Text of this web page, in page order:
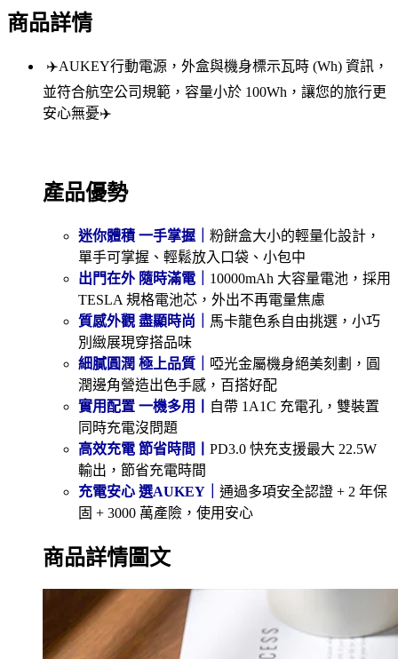
商品詳情
✈️AUKEY行動電源，外盒與機身標示瓦時 (Wh) 資訊，
並符合航空公司規範，容量小於 100Wh，讓您的旅行更
安心無憂✈️
產品優勢
迷你體積 一手掌握｜ 粉餅盒大小的輕量化設計，
單手可掌握、輕鬆放入口袋、小包中
出門在外 隨時滿電｜ 10000mAh 大容量電池，採用
TESLA 規格電池芯，外出不再電量焦慮
質感外觀 盡顯時尚｜
馬卡龍色系自由挑選，小巧
別緻展現穿搭品味
細膩圓潤 極上品質｜ 啞光金屬機身絕美刻劃，圓
潤邊角營造出色手感，百搭好配
實用配置 一機多用丨
自帶 1A1C 充電孔，雙裝置
同時充電沒問題
高效充電 節省時間丨 PD3.0 快充支援最大 22.5W
輸出，節省充電時間
充電安心 選AUKEY｜ 通過多項安全認證 + 2 年保
固 + 3000 萬產險，使用安心
商品詳情圖文